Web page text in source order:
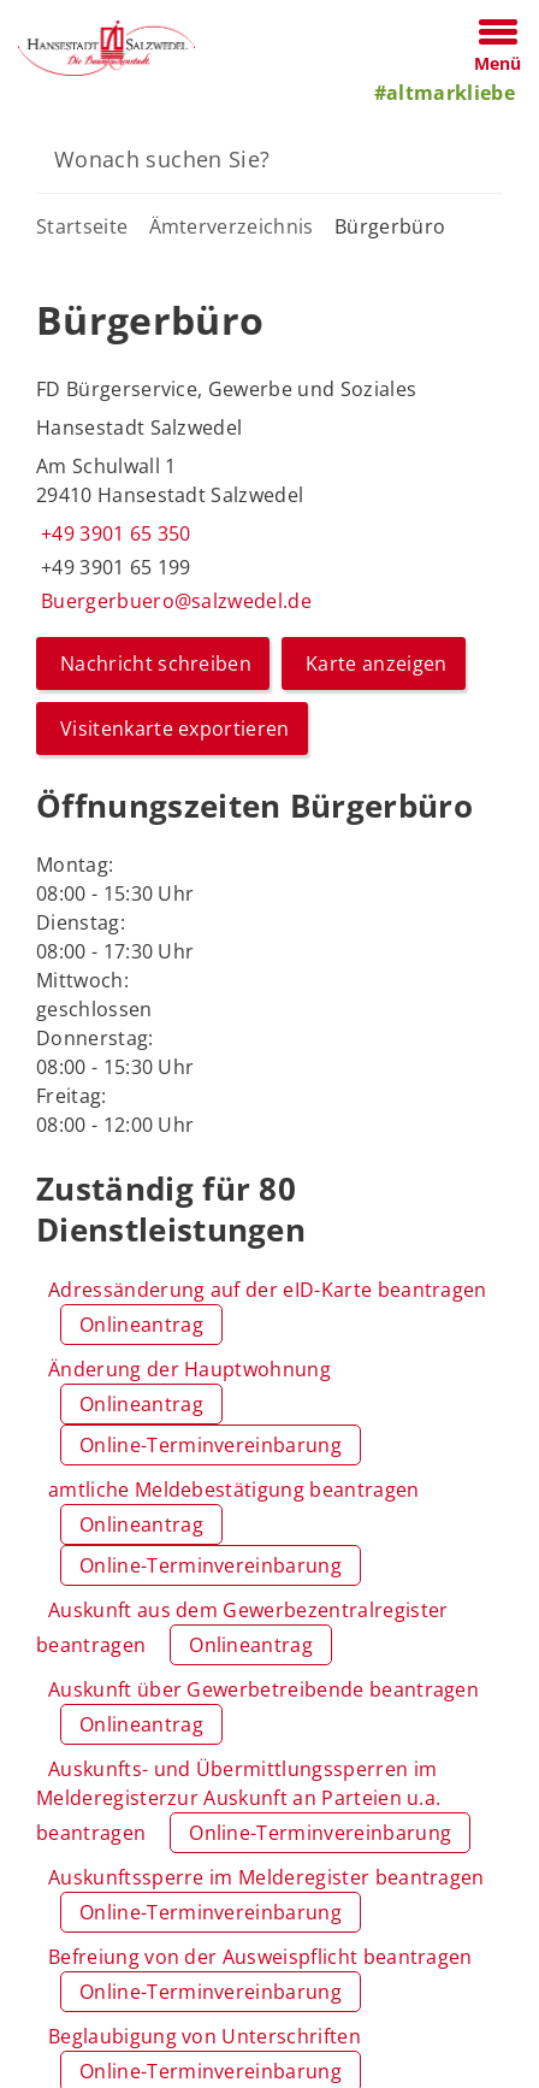
Menü
#altmarkliebe
Startseite Ämterverzeichnis Bürgerbüro
Bürgerbüro
FD Bürgerservice, Gewerbe und Soziales
Hansestadt Salzwedel
Am Schulwall 1
29410 Hansestadt Salzwedel
+49 3901 65 350
+49 3901 65 199
Buergerbuero@salzwedel.de
Nachricht schreiben Karte anzeigen
Visitenkarte exportieren
Öffnungszeiten Bürgerbüro
Montag:
08:00 - 15:30 Uhr
Dienstag:
08:00 - 17:30 Uhr
Mittwoch:
geschlossen
Donnerstag:
08:00 - 15:30 Uhr
Freitag:
08:00 - 12:00 Uhr
Zuständig für 80
Dienstleistungen
Adressänderung auf der eID-Karte beantragen
Onlineantrag
Änderung der Hauptwohnung
Onlineantrag
Online-Terminvereinbarung
amtliche Meldebestätigung beantragen
Onlineantrag
Online-Terminvereinbarung
Auskunft aus dem Gewerbezentralregister
beantragen
Onlineantrag
Auskunft über Gewerbetreibende beantragen
Onlineantrag
Auskunfts- und Übermittlungssperren im
Melderegisterzur Auskunft an Parteien u.a.
beantragen
Online-Terminvereinbarung
Auskunftssperre im Melderegister beantragen
Online-Terminvereinbarung
Befreiung von der Ausweispflicht beantragen
Online-Terminvereinbarung
Beglaubigung von Unterschriften
Online-Terminvereinbarung